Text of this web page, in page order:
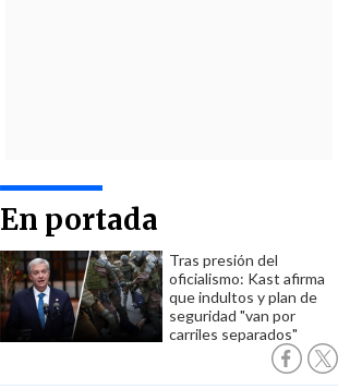
En portada
Tras presión del
oficialismo: Kast afirma
que indultos y plan de
seguridad "van por
carriles separados"